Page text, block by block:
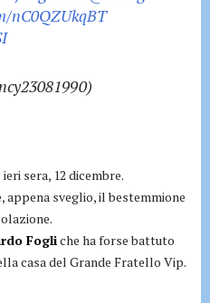
nC0QZUkqBT
sera, 12 dicembre.
appena sveglio, il bestemmione
Fogliche ha forse battuto
casa del Grande Fratello Vip.